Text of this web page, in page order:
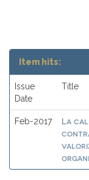
Item hits:
Issue
Date
Title
Feb-2017
La